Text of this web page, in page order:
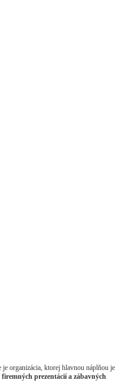
je organizácia, ktorej hlavnou náplňou je
prezentácií a zábavných